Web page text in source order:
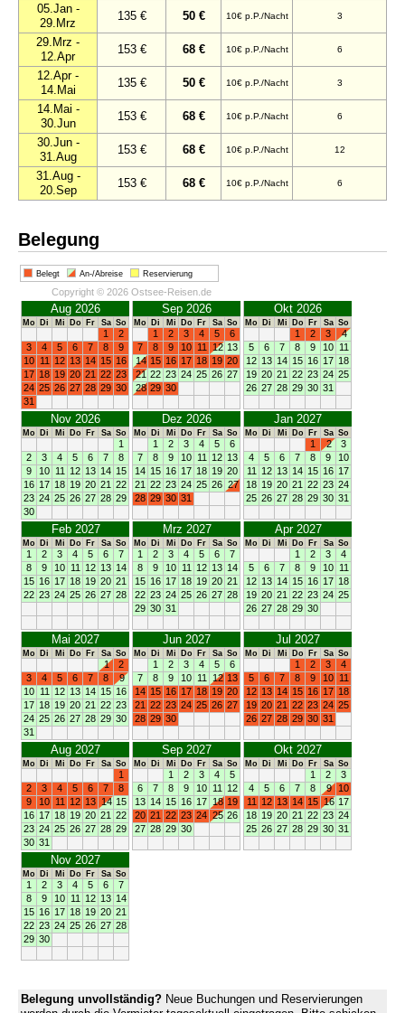
05.Jan -
29.Mrz
135 € 50 € 10€ p.P./Nacht 3
29.Mrz -
12.Apr
153 € 68 € 10€ p.P./Nacht 6
12.Apr -
14.Mai
135 € 50 € 10€ p.P./Nacht 3
14.Mai -
30.Jun
153 € 68 € 10€ p.P./Nacht 6
30.Jun -
31.Aug
153 € 68 € 10€ p.P./Nacht 12
31.Aug -
20.Sep
153 € 68 € 10€ p.P./Nacht 6
Belegung
Belegt An-/Abreise Reservierung
Copyright © 2026 Ostsee-Reisen.de
Aug 2026
Mo Di Mi Do Fr Sa So
1
2
3
4 5 6 7 8
9
10 11 12 13 14 15 16
17 18 19 20 21 22 23
24 25 26 27 28 29 30
31
Sep 2026
Mo Di Mi Do Fr Sa So
1 2 3 4 5
6
7
8 9 10 11 12 13
14 15 16 17 18 19 20
21 22 23 24 25 26 27
28 29 30
Okt 2026
Mo Di Mi Do Fr Sa So
1 2 3
4
5
6 7 8 9 10 11
12 13 14 15 16 17 18
19 20 21 22 23 24 25
26 27 28 29 30 31
Nov 2026
Mo Di Mi Do Fr Sa So
1
2
3 4 5 6 7
8
9
10 11 12 13 14 15
16 17 18 19 20 21 22
23 24 25 26 27 28 29
30
Dez 2026
Mo Di Mi Do Fr Sa So
1 2 3 4 5
6
7
8 9 10 11 12 13
14 15 16 17 18 19 20
21 22 23 24 25 26 27
28 29 30 31
Jan 2027
Mo Di Mi Do Fr Sa So
1 2
3
4
5 6 7 8 9
10
11
12 13 14 15 16 17
18 19 20 21 22 23 24
25 26 27 28 29 30 31
Feb 2027
Mo Di Mi Do Fr Sa So
1 2 3 4 5 6
7
8
9 10 11 12 13 14
15 16 17 18 19 20 21
22 23 24 25 26 27 28
Mrz 2027
Mo Di Mi Do Fr Sa So
1 2 3 4 5 6
7
8
9 10 11 12 13 14
15 16 17 18 19 20 21
22 23 24 25 26 27 28
29 30 31
Apr 2027
Mo Di Mi Do Fr Sa So
1 2 3
4
5
6 7 8 9 10 11
12 13 14 15 16 17 18
19 20 21 22 23 24 25
26 27 28 29 30
Mai 2027
Mo Di Mi Do Fr Sa So
1
2
3
4 5 6 7 8
9
10 11 12 13 14 15 16
17 18 19 20 21 22 23
24 25 26 27 28 29 30
31
Jun 2027
Mo Di Mi Do Fr Sa So
1 2 3 4 5
6
7
8 9 10 11 12 13
14 15 16 17 18 19 20
21 22 23 24 25 26 27
28 29 30
Jul 2027
Mo Di Mi Do Fr Sa So
1 2 3
4
5
6 7 8 9 10 11
12 13 14 15 16 17 18
19 20 21 22 23 24 25
26 27 28 29 30 31
Aug 2027
Mo Di Mi Do Fr Sa So
1
2
3 4 5 6 7
8
9
10 11 12 13 14 15
16 17 18 19 20 21 22
23 24 25 26 27 28 29
30 31
Sep 2027
Mo Di Mi Do Fr Sa So
1 2 3 4
5
6
7 8 9 10 11
12
13 14 15 16 17 18 19
20 21 22 23 24 25 26
27 28 29 30
Okt 2027
Mo Di Mi Do Fr Sa So
1 2
3
4
5 6 7 8 9
10
11
12 13 14 15 16 17
18 19 20 21 22 23 24
25 26 27 28 29 30 31
Nov 2027
Mo Di Mi Do Fr Sa So
1 2 3 4 5 6
7
8
9 10 11 12 13 14
15 16 17 18 19 20 21
22 23 24 25 26 27 28
29 30
Belegung unvollständig? Neue Buchungen und Reservierungen